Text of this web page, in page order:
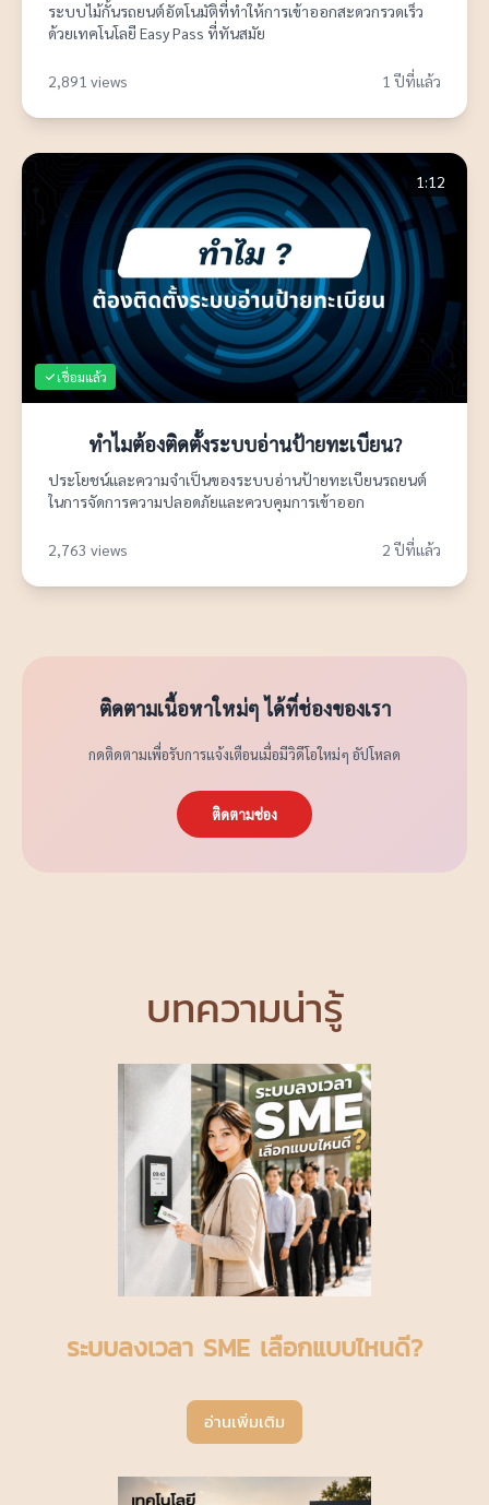
ระบบไม้กั้นรถยนต์อัตโนมัติที่ทำให้การเข้าออกสะดวกรวดเร็ว
ด้วยเทคโนโลยี Easy Pass ที่ทันสมัย
2,891 views 1 ปีที่แล้ว
1:12
เชื่อมแล้ว
ทำไมต้องติดตั้งระบบอ่านป้ายทะเบียน?
ประโยชน์และความจำเป็นของระบบอ่านป้ายทะเบียนรถยนต์
ในการจัดการความปลอดภัยและควบคุมการเข้าออก
2,763 views 2 ปีที่แล้ว
ติดตามเนื้อหาใหม่ๆ ได้ที่ช่องของเรา
กดติดตามเพื่อรับการแจ้งเตือนเมื่อมีวิดีโอใหม่ๆ อัปโหลด
ติดตามช่อง
บทความน่ารู้
ระบบลงเวลา SME เลือกแบบไหนดี?
อ่านเพิ่มเติม